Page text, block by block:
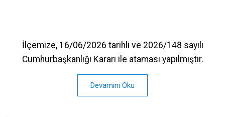
İlçemize, 16/06/2026 tarihli ve 2026/148 sayılı
Cumhurbaşkanlığı Kararı ile ataması yapılmıştır.
Devamını Oku